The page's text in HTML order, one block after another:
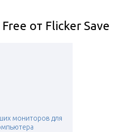
от Flicker Save
мониторов для